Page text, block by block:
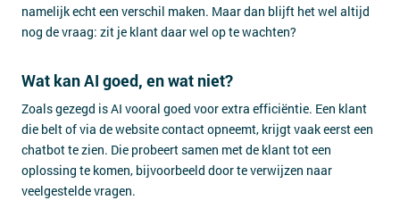
namelijk echt een verschil maken. Maar dan blijft het wel altijd
nog de vraag: zit je klant daar wel op te wachten?
Wat kan AI goed, en wat niet?
Zoals gezegd is AI vooral goed voor extra efficiëntie. Een klant
die belt of via de website contact opneemt, krijgt vaak eerst een
chatbot te zien. Die probeert samen met de klant tot een
oplossing te komen, bijvoorbeeld door te verwijzen naar
veelgestelde vragen.